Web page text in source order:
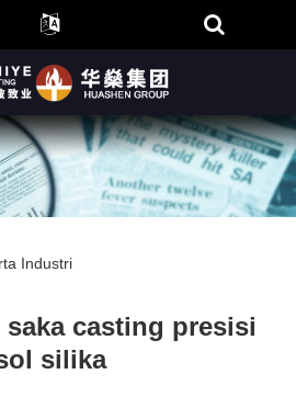
Industri
casting presisi
silika